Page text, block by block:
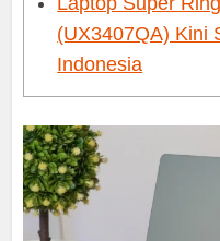
(UX3407QA) Kini
Indonesia